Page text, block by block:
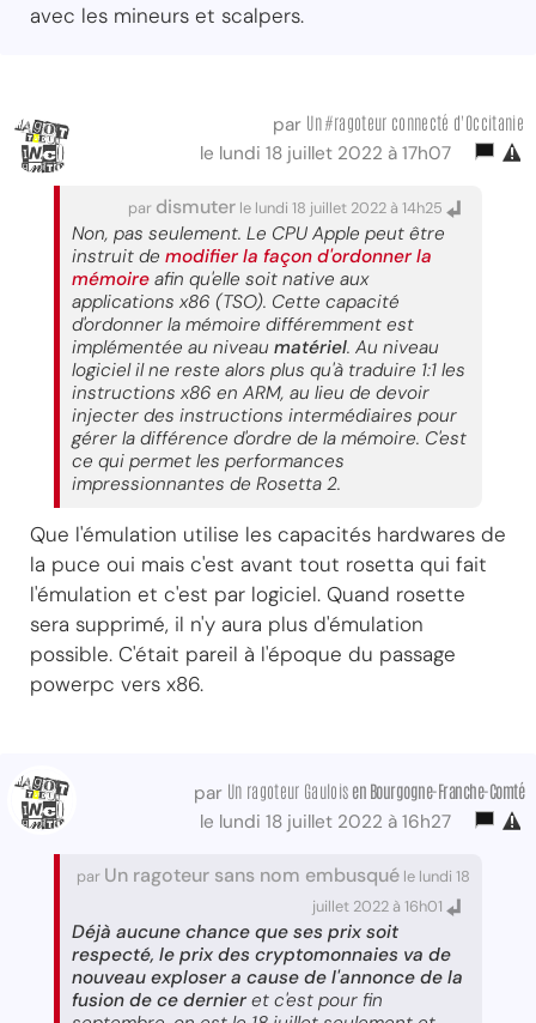
avec les mineurs et scalpers.
par Un #ragoteur connecté d'Occitanie
le lundi 18 juillet 2022 à 17h07
par dismuter le lundi 18 juillet 2022 à 14h25
Non, pas seulement. Le CPU Apple peut être
instruit de modifier la façon d'ordonner la
mémoire afin qu'elle soit native aux
applications x86 (TSO). Cette capacité
d'ordonner la mémoire différemment est
implémentée au niveau matériel. Au niveau
logiciel il ne reste alors plus qu'à traduire 1:1 les
instructions x86 en ARM, au lieu de devoir
injecter des instructions intermédiaires pour
gérer la différence d'ordre de la mémoire. C'est
ce qui permet les performances
impressionnantes de Rosetta 2.
Que l'émulation utilise les capacités hardwares de
la puce oui mais c'est avant tout rosetta qui fait
l'émulation et c'est par logiciel. Quand rosette
sera supprimé, il n'y aura plus d'émulation
possible. C'était pareil à l'époque du passage
powerpc vers x86.
par Un ragoteur Gaulois en Bourgogne-Franche-Comté
le lundi 18 juillet 2022 à 16h27
par Un ragoteur sans nom embusqué le lundi 18
juillet 2022 à 16h01
Déjà aucune chance que ses prix soit
respecté, le prix des cryptomonnaies va de
nouveau exploser a cause de l'annonce de la
fusion de ce dernier et c'est pour fin